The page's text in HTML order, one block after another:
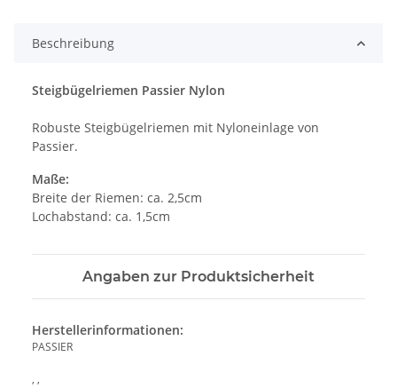
Beschreibung
Steigbügelriemen Passier Nylon
Robuste Steigbügelriemen mit Nyloneinlage von
Passier.
Maße:
Breite der Riemen: ca. 2,5cm
Lochabstand: ca. 1,5cm
Angaben zur Produktsicherheit
Herstellerinformationen:
PASSIER
, ,